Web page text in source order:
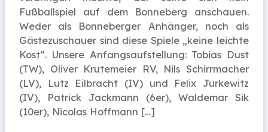
Fußballspiel auf dem Bonneberg anschauen.
Weder als Bonneberger Anhänger, noch als
Gästezuschauer sind diese Spiele „keine leichte
Kost“. Unsere Anfangsaufstellung: Tobias Dust
(TW), Oliver Krutemeier RV, Nils Schirrmacher
(LV), Lutz Eilbracht (IV) und Felix Jurkewitz
(IV), Patrick Jackmann (6er), Waldemar Sik
(10er), Nicolas Hoffmann […]